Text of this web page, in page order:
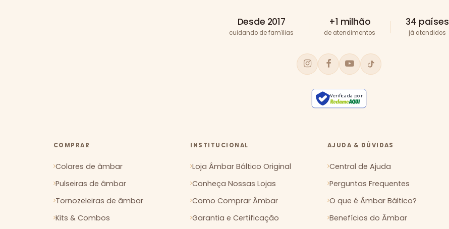
Desde 2017
cuidando de famílias
+1 milhão
de atendimentos
34 países
já atendidos
Verificada por
COMPRAR
Colares de âmbar
Pulseiras de âmbar
Tornozeleiras de âmbar
Kits & Combos
INSTITUCIONAL
Loja Âmbar Báltico Original
Conheça Nossas Lojas
Como Comprar Âmbar
Garantia e Certificação
AJUDA & DÚVIDAS
Central de Ajuda
Perguntas Frequentes
O que é Âmbar Báltico?
Benefícios do Âmbar